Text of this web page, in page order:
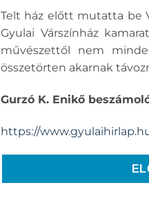
Telt ház előtt mutatta be
Gyulai Várszínház
művészettől nem
összetörten akarnak
Gurzó K. Enikő
https://